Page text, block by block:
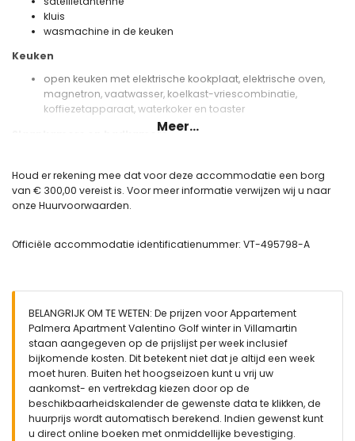
kluis
wasmachine in de keuken
Keuken
open keuken met elektrische kookplaat, elektrische oven,
magnetron, vaatwasser, koelkast-vriescombinatie,
koffiezetapparaat, waterkoker en toaster
Slaapkamers en badkamers
bij 180 cm)
slaapkamer met airconditioning en 2 eenpersoonsbedden
(200 bij 90 cm)
badkamer met enkele wastafel, douche en toilet
gemeenschappelijk zwembad
prachtige tuin met gras en bomen
gemeenschappelijke tuin met gras en bomen
speelplaats
buiten douche
buiten zitgedeelte en buiten eetgedeelte
privé overdekte parkeerplaats
dakterras
Meer informatie
Meer...
Houd er rekening mee dat voor deze accommodatie een borg
van € 300,00 vereist is. Voor meer informatie verwijzen wij u naar
onze Huurvoorwaarden.
Officiële accommodatie identificatienummer: VT-495798-A
BELANGRIJK OM TE WETEN: De prijzen voor Appartement
Palmera Apartment Valentino Golf winter in Villamartin
staan aangegeven op de prijslijst per week inclusief
bijkomende kosten. Dit betekent niet dat je altijd een week
moet huren. Buiten het hoogseizoen kunt u vrij uw
aankomst- en vertrekdag kiezen door op de
beschikbaarheidskalender de gewenste data te klikken, de
huurprijs wordt automatisch berekend. Indien gewenst kunt
u direct online boeken met onmiddellijke bevestiging.